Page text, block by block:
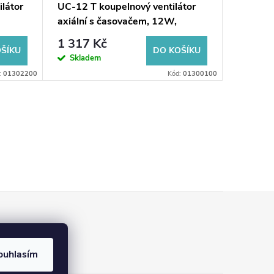
01302200
UC-12 T koupelnový ventilátor
axiální s časovačem, 12W,
potrubí 120mm, bílá
1 317 Kč
Skladem
DO KOŠÍKU
Kód: 01300100